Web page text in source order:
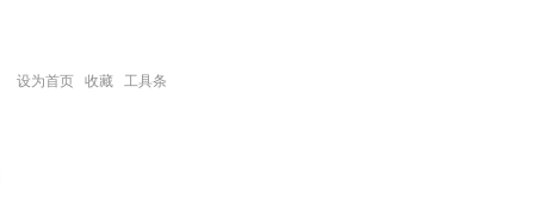
设为首页 收藏 工具条